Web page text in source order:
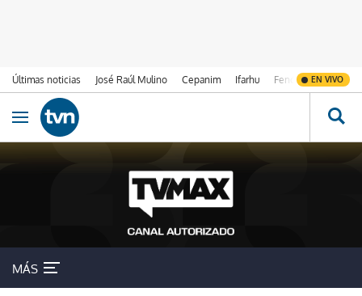
Últimas noticias José Raúl Mulino Cepanim Ifarhu Fenómeno de El
EN VIVO
Ir al contenido
Obrir navegació
MÁS